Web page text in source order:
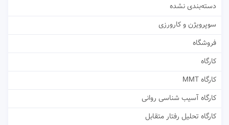
دسته‌بندی نشده
سوپرویژن و کارورزی
فروشگاه
کارگاه
کارگاه MMT
کارگاه آسیب شناسی روانی
کارگاه تحلیل رفتار متقابل